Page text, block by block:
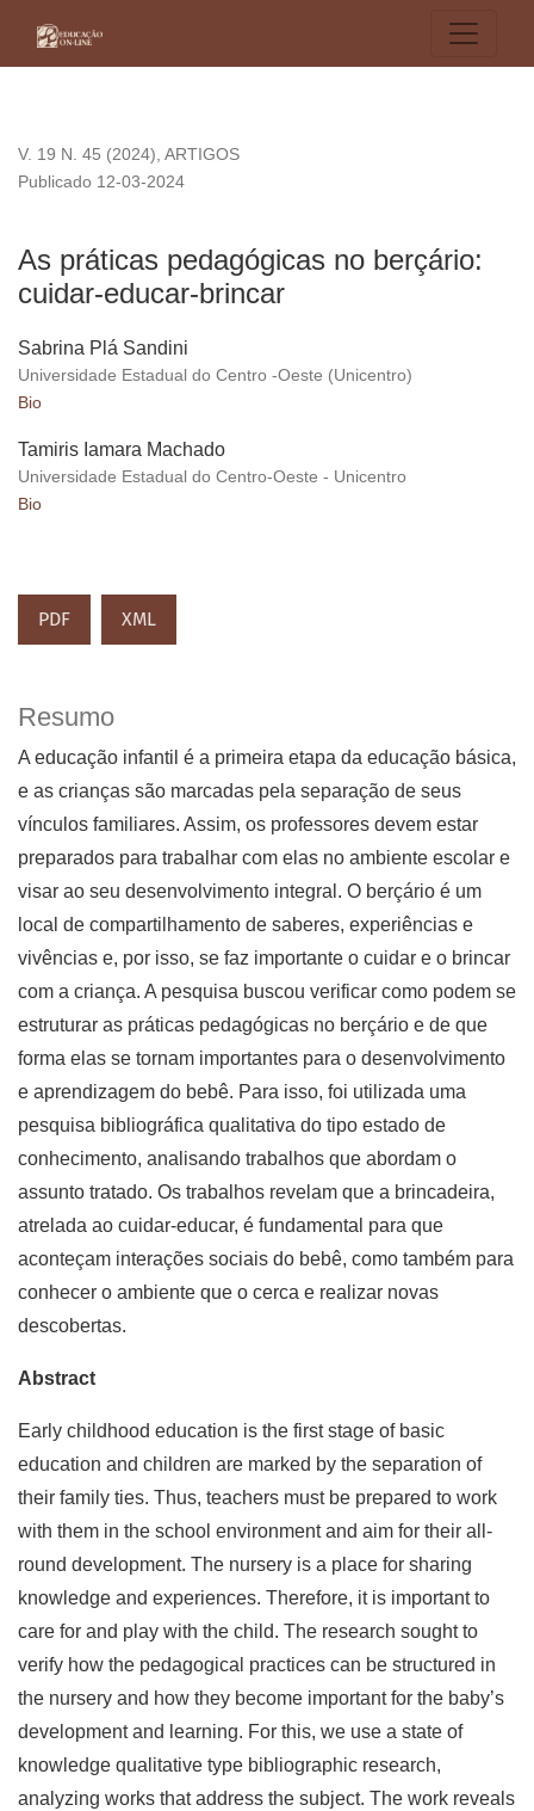
V. 19 N. 45 (2024), ARTIGOS
As práticas pedagógicas no berçário:
cuidar-educar-brincar
Publicado 12-03-2024
Sabrina Plá Sandini
Universidade Estadual do Centro -Oeste (Unicentro)
Bio
Tamiris Iamara Machado
Universidade Estadual do Centro-Oeste - Unicentro
Bio
PDF XML
Resumo
A educação infantil é a primeira etapa da educação básica,
e as crianças são marcadas pela separação de seus
vínculos familiares. Assim, os professores devem estar
preparados para trabalhar com elas no ambiente escolar e
visar ao seu desenvolvimento integral. O berçário é um
local de compartilhamento de saberes, experiências e
vivências e, por isso, se faz importante o cuidar e o brincar
com a criança. A pesquisa buscou verificar como podem se
estruturar as práticas pedagógicas no berçário e de que
forma elas se tornam importantes para o desenvolvimento
e aprendizagem do bebê. Para isso, foi utilizada uma
pesquisa bibliográfica qualitativa do tipo estado de
conhecimento, analisando trabalhos que abordam o
assunto tratado. Os trabalhos revelam que a brincadeira,
atrelada ao cuidar-educar, é fundamental para que
aconteçam interações sociais do bebê, como também para
conhecer o ambiente que o cerca e realizar novas
descobertas.
Abstract
Early childhood education is the first stage of basic
education and children are marked by the separation of
their family ties. Thus, teachers must be prepared to work
with them in the school environment and aim for their all-
round development. The nursery is a place for sharing
knowledge and experiences. Therefore, it is important to
care for and play with the child. The research sought to
verify how the pedagogical practices can be structured in
the nursery and how they become important for the baby’s
development and learning. For this, we use a state of
knowledge qualitative type bibliographic research,
analyzing works that address the subject. The work reveals